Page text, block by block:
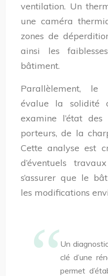
ventilation. Un
une caméra
zones de
ainsi les
bâtiment.
Parallèlement, le
évalue la solidité
examine l’état
porteurs, de la
Cette analyse est
d’éventuels
s’assurer que le
les modifications
Un
clé d’une
permet